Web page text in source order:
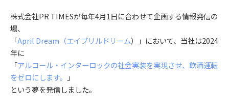
株式会社PR TIMESが毎年4月1日に合わせて企画する情報発信の
場、
「April Dream（エイプリルドリーム）」において、当社は2024
年に
「アルコール・インターロックの社会実装を実現させ、飲酒運転
をゼロにします。
」
という夢を発信しました。